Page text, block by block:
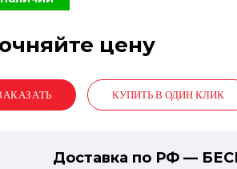
цену
КУПИТЬ В ОДИН КЛИК
Доставка по РФ —